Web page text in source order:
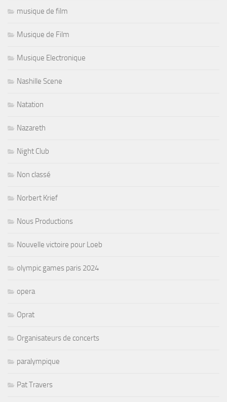
musique de film
Musique de Film
Musique Electronique
Nashille Scene
Natation
Nazareth
Night Club
Non classé
Norbert Krief
Nous Productions
Nouvelle victoire pour Loeb
olympic games paris 2024
opera
Oprat
Organisateurs de concerts
paralympique
Pat Travers